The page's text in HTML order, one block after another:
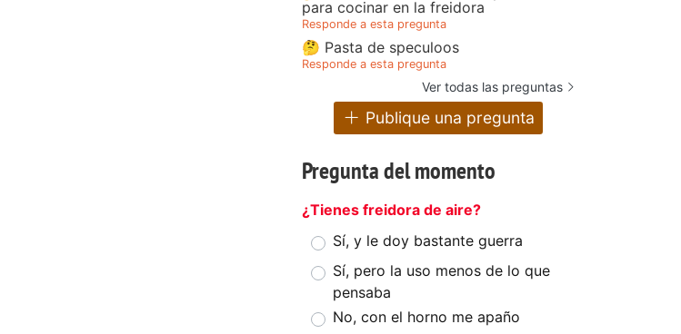
para cocinar en la freidora
Responde a esta pregunta
🤔 Pasta de speculoos
Responde a esta pregunta
Ver todas las preguntas
Publique una pregunta
Pregunta del momento
¿Tienes freidora de aire?
Sí, y le doy bastante guerra
Sí, pero la uso menos de lo que
pensaba
No, con el horno me apaño